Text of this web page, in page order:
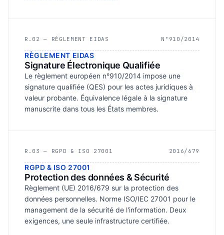
R.02 — RÈGLEMENT EIDAS N°910/2014
RÈGLEMENT EIDAS
Signature Électronique Qualifiée
Le règlement européen n°910/2014 impose une
signature qualifiée (QES) pour les actes juridiques à
valeur probante. Équivalence légale à la signature
manuscrite dans tous les États membres.
R.03 — RGPD & ISO 27001 2016/679
RGPD & ISO 27001
Protection des données & Sécurité
Règlement (UE) 2016/679 sur la protection des
données personnelles. Norme ISO/IEC 27001 pour le
management de la sécurité de l'information. Deux
exigences, une seule infrastructure certifiée.